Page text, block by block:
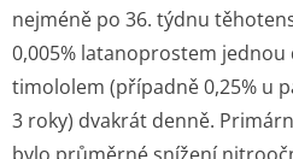
nejméně po 36. týdnu
0,005% latanoprostem jednou
timololem (případně 0,25% u
3 roky) dvakrát denně.